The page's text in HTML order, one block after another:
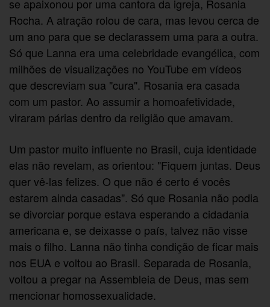
se apaixonou por uma cantora da igreja, Rosania
Rocha. A atração rolou de cara, mas levou cerca de
um ano para que se declarassem uma para a outra.
Só que Lanna era uma celebridade evangélica, com
milhões de visualizações no YouTube em vídeos
que descreviam sua "cura". Rosania era casada
com um pastor. Ao assumir a homoafetividade,
viraram párias dentro da religião que amavam.
Um pastor muito influente no Brasil, cuja identidade
elas não revelam, as orientou: "Fiquem juntas. Deus
quer vê-las felizes. O que não é certo é vocês
estarem ainda casadas". Só que Rosania não podia
se divorciar porque estava esperando a cidadania
americana e, se deixasse o país, talvez não visse
mais o filho. Lanna não tinha condição de ficar mais
nos EUA e voltou ao Brasil. Separada de Rosania,
voltou a pregar na Assembleia de Deus, mas sem
mencionar homossexualidade.